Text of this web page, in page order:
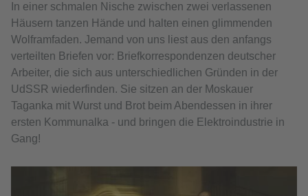
In einer schmalen Nische zwischen zwei verlassenen
Häusern tanzen Hände und halten einen glimmenden
Wolframfaden. Jemand von uns liest aus den anfangs
verteilten Briefen vor: Briefkorrespondenzen deutscher
Arbeiter, die sich aus unterschiedlichen Gründen in der
UdSSR wiederfinden. Sie sitzen an der Moskauer
Taganka mit Wurst und Brot beim Abendessen in ihrer
ersten Kommunalka - und bringen die Elektroindustrie in
Gang!